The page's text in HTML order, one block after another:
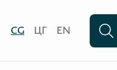
CG ЦГ EN